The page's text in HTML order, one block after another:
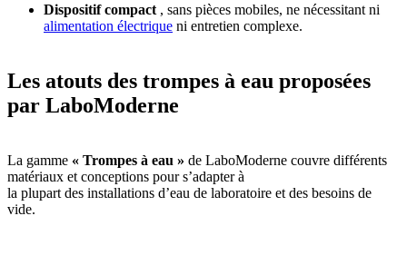
Dispositif compact , sans pièces mobiles, ne nécessitant ni
alimentation électrique ni entretien complexe.
Les atouts des trompes à eau proposées
par LaboModerne
La gamme « Trompes à eau » de LaboModerne couvre différents
matériaux et conceptions pour s’adapter à
la plupart des installations d’eau de laboratoire et des besoins de
vide.